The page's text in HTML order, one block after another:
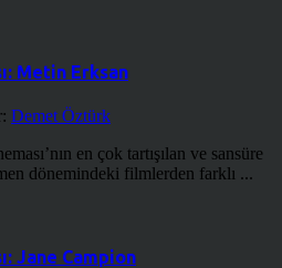
Metin Erksan
Demet Öztürk
en çok tartışılan ve sansüre
dönemindeki filmlerden farklı ...
Jane Campion